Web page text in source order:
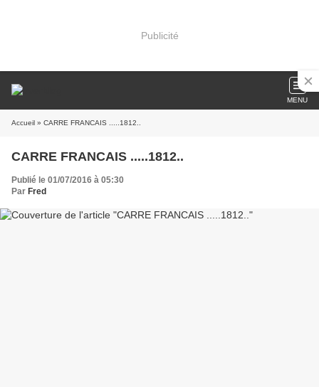
Publicité
MENU
Accueil » CARRE FRANCAIS .....1812..
CARRE FRANCAIS .....1812..
Publié le 01/07/2016 à 05:30
Par Fred